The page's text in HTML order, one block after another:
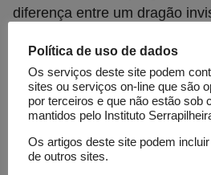
diferença entre um dragão
inexistente?” Não há
não podemos verificar.
Por isso podemos dizer que a
processo contínuo de pôr
Determinado fenômeno
Política de uso de dados
Os serviços deste site podem
sites ou serviços on-line que são
por terceiros e que não estão sob
mantidos pelo Instituto
Os artigos deste site podem
de outros sites.